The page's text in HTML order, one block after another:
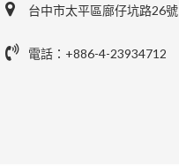
台中市太平區廍仔坑路26號
電話：+886-4-23934712